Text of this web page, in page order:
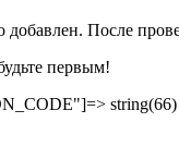
После
первым!
string(66)